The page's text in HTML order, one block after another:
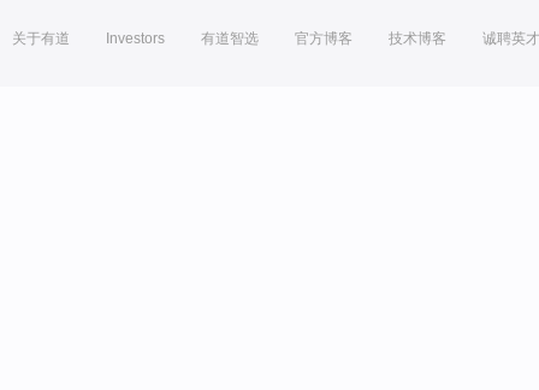
关于有道 Investors 有道智选 官方博客 技术博客 诚聘英才